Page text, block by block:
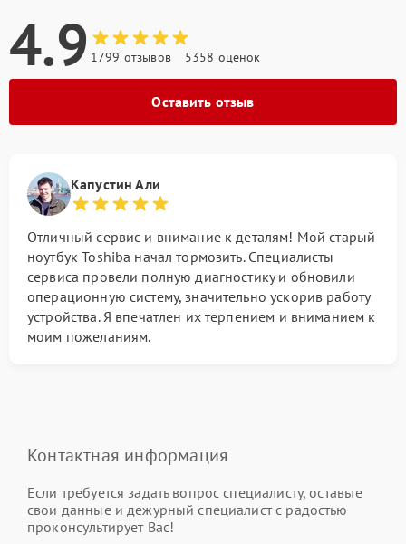
4.9 1799 отзывов 5358 оценок
Оставить отзыв
Капустин Али
Отличный сервис и внимание к деталям! Мой старый
ноутбук Toshiba начал тормозить. Специалисты
сервиса провели полную диагностику и обновили
операционную систему, значительно ускорив работу
устройства. Я впечатлен их терпением и вниманием к
моим пожеланиям.
Контактная информация
Если требуется задать вопрос специалисту, оставьте
свои данные и дежурный специалист с радостью
проконсультирует Вас!